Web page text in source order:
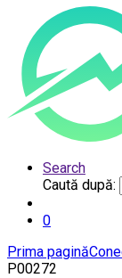
Search
Caută după:
0
Prima pagină
P00272